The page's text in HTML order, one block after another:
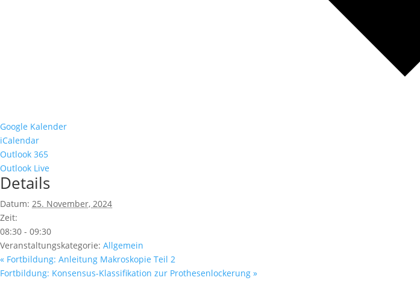
Google Kalender
iCalendar
Outlook 365
Outlook Live
Details
Datum: 25. November, 2024
Zeit:
08:30 - 09:30
Veranstaltungskategorie: Allgemein
« Fortbildung: Anleitung Makroskopie Teil 2
Fortbildung: Konsensus-Klassifikation zur Prothesenlockerung »